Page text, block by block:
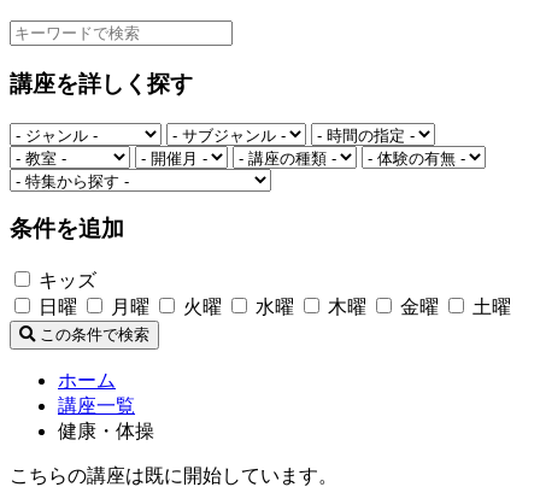
講座を詳しく探す
条件を追加
キッズ
日曜
月曜 火曜 水曜 木曜 金曜 土曜
この条件で検索
ホーム
講座一覧
健康・体操
こちらの講座は既に開始しています。